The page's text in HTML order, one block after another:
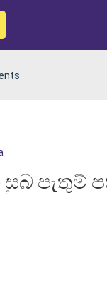
පැතුම් පත |